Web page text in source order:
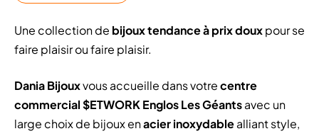
Une collection de bijoux tendance àprix douxpour se
faire plaisir ou faire plaisir.
Dania Bijouxvous accueille dans votrecentre
commercial $ETWORK Englos Les Géantsavec un
large choix de bijoux enacier inoxydablealliant style,